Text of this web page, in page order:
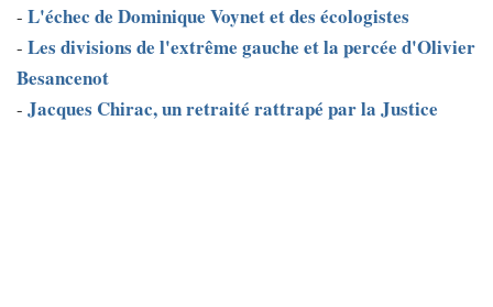
- L'échec de Dominique Voynet et des écologistes
- Les divisions de l'extrême gauche et la percée d'Olivier
Besancenot
- Jacques Chirac, un retraité rattrapé par la Justice